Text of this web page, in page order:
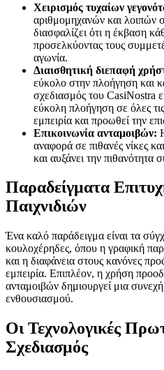
Χειρισμός τυχαίων
αριθμομηχανών και λοιπών
διασφαλίζει ότι η έκβαση
προσελκύοντας τους
αγωνία.
Διαισθητική διεπαφή
εύκολο στην πλοήγηση και
σχεδιασμός του CasiNostra
εύκολη πλοήγηση σε όλες
εμπειρία και προωθεί την
Επικοινωνία ανταμοιβών:
αναφορά σε πιθανές νίκες
και αυξάνει την πιθανότητα
Παραδείγματα
Παιχνιδιών
Ένα καλό παράδειγμα είναι τα
κουλοχέρηδες, όπου η γραφική
και η διαφάνεια στους κανόνες
εμπειρία. Επιπλέον, η χρήση
ανταμοιβών δημιουργεί μια
ενθουσιασμού.
Οι Τεχνολογικές
Σχεδιασμός